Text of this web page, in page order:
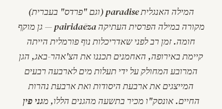
המילה האנגליתparadise(וגם "פרדס" בעברית)
מקורה במילה הפרסית העתיקהpairidaēza— גן מוקף
חומה. זמן רב לפני שאדריכלות נוף פורמלית הייתה
קיימת באירופה, האחמנים תכננו את הצ'אהר-באג, הגן
המרובע המחולק על ידי תעלות מים לארבעה רבעים
המייצגים את ארבעת היסודות ואת ארבעת נהרות
החיים. אונסק"ו מכיר בתשעה מהגנים הללו, מגני פין